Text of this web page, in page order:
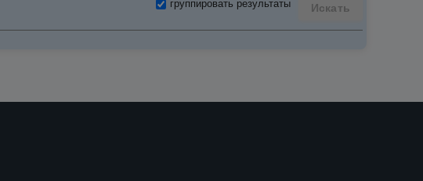
Искать
группировать результаты